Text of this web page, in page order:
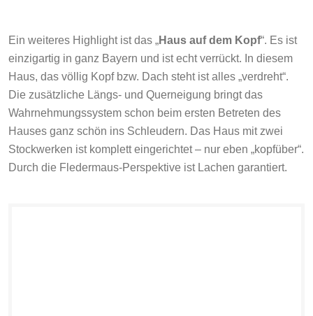
Ein weiteres Highlight ist das „Haus auf dem Kopf“. Es ist
einzigartig in ganz Bayern und ist echt verrückt. In diesem
Haus, das völlig Kopf bzw. Dach steht ist alles „verdreht“.
Die zusätzliche Längs- und Querneigung bringt das
Wahrnehmungssystem schon beim ersten Betreten des
Hauses ganz schön ins Schleudern. Das Haus mit zwei
Stockwerken ist komplett eingerichtet – nur eben „kopfüber“.
Durch die Fledermaus-Perspektive ist Lachen garantiert.